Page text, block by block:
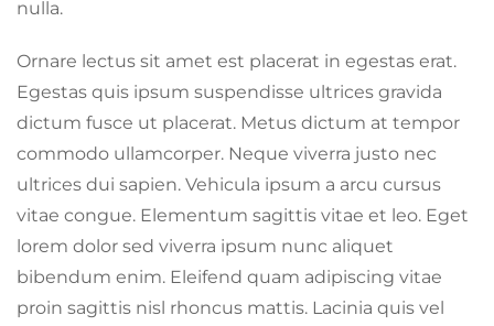
nulla.
Ornare lectus sit amet est placerat in egestas erat.
Egestas quis ipsum suspendisse ultrices gravida
dictum fusce ut placerat. Metus dictum at tempor
commodo ullamcorper. Neque viverra justo nec
ultrices dui sapien. Vehicula ipsum a arcu cursus
vitae congue. Elementum sagittis vitae et leo. Eget
lorem dolor sed viverra ipsum nunc aliquet
bibendum enim. Eleifend quam adipiscing vitae
proin sagittis nisl rhoncus mattis. Lacinia quis vel